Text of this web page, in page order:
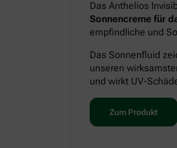
Das Anthelios
Sonnencreme für
empfindliche und
Das Sonnenfluid
unseren
und wirkt UV-
Zum Produkt